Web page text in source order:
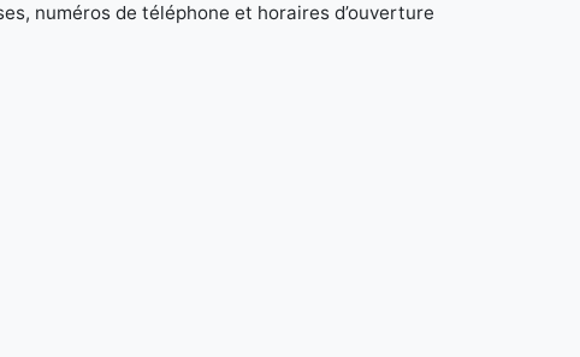
numéros de téléphone et horaires d’ouverture